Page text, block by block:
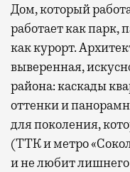
Дом, который
работает как парк,
как курорт.
выверенная,
района: каскады
оттенки и
для поколения,
(ТТК и метро
и не любит